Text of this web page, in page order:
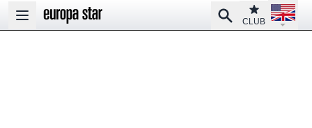
Open main menu
SearchClub
CLUB
Open